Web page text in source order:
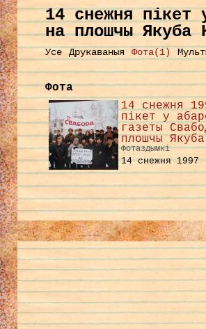
14 снежня пікет
на плошчы Якуба
Усе Друкаваныя Фота(1)
Фота
14 снежня
пікет у
газеты
плошчы
Фотаздымкі
14 снежня 1997